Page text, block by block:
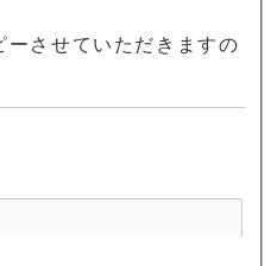
ーさせていただきますの